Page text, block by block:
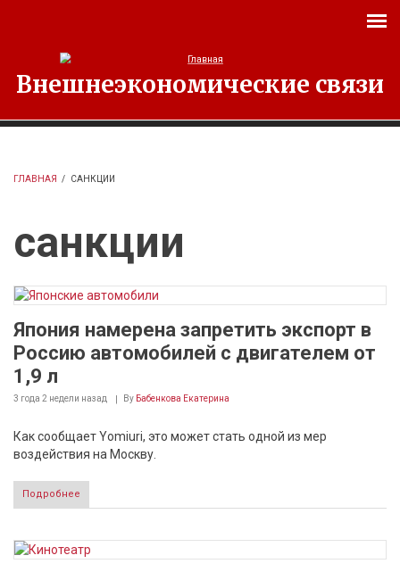
Внешнеэкономические связи
ГЛАВНАЯ / САНКЦИИ
санкции
Япония намерена запретить экспорт в
Россию автомобилей с двигателем от
1,9 л
3 года 2 недели назад By Бабенкова Екатерина
Как сообщает Yomiuri, это может стать одной из мер
воздействия на Москву.
Подробнее